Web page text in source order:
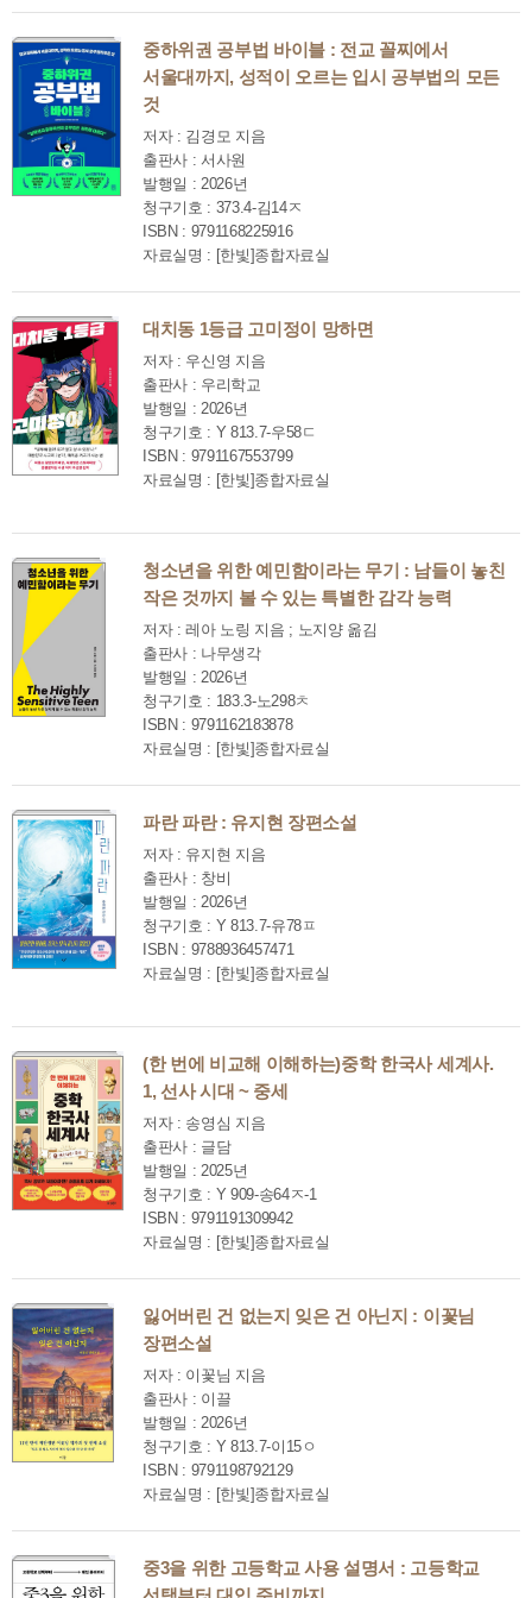
중하위권 공부법 바이블 : 전교 꼴찌에서
서울대까지, 성적이 오르는 입시 공부법의 모든
것
저자 : 김경모 지음
출판사 : 서사원
발행일 : 2026년
청구기호 : 373.4-김14ㅈ
ISBN : 9791168225916
자료실명 : [한빛]종합자료실
대치동 1등급 고미정이 망하면
저자 : 우신영 지음
출판사 : 우리학교
발행일 : 2026년
청구기호 : Y 813.7-우58ㄷ
ISBN : 9791167553799
자료실명 : [한빛]종합자료실
청소년을 위한 예민함이라는 무기 : 남들이 놓친
작은 것까지 볼 수 있는 특별한 감각 능력
저자 : 레아 노링 지음 ; 노지양 옮김
출판사 : 나무생각
발행일 : 2026년
청구기호 : 183.3-노298ㅊ
ISBN : 9791162183878
자료실명 : [한빛]종합자료실
파란 파란 : 유지현 장편소설
저자 : 유지현 지음
출판사 : 창비
발행일 : 2026년
청구기호 : Y 813.7-유78ㅍ
ISBN : 9788936457471
자료실명 : [한빛]종합자료실
(한 번에 비교해 이해하는)중학 한국사 세계사.
1, 선사 시대 ~ 중세
저자 : 송영심 지음
출판사 : 글담
발행일 : 2025년
청구기호 : Y 909-송64ㅈ-1
ISBN : 9791191309942
자료실명 : [한빛]종합자료실
잃어버린 건 없는지 잊은 건 아닌지 : 이꽃님
장편소설
저자 : 이꽃님 지음
출판사 : 이끌
발행일 : 2026년
청구기호 : Y 813.7-이15ㅇ
ISBN : 9791198792129
자료실명 : [한빛]종합자료실
중3을 위한 고등학교 사용 설명서 : 고등학교